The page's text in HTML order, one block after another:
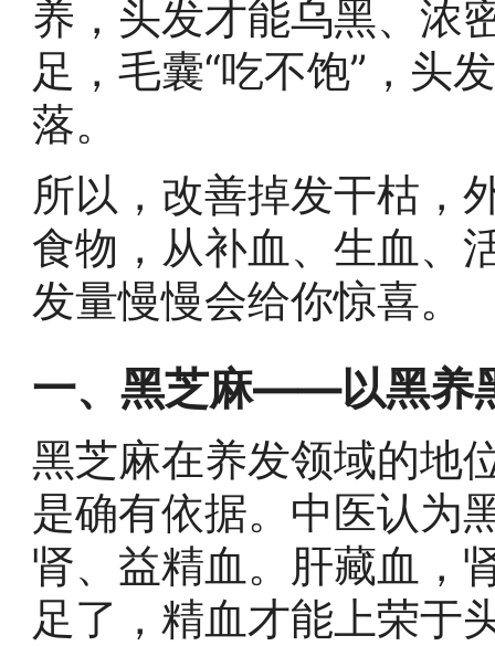
养，头发才能乌黑、浓
足，毛囊“吃不饱”，头
落。
所以，改善掉发干枯，
食物，从补血、生血、
发量慢慢会给你惊喜。
一、黑芝麻——以黑养
黑芝麻在养发领域的地
是确有依据。中医认为
肾、益精血。肝藏血，
足了，精血才能上荣于